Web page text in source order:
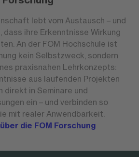
lebt vom Austausch – und
dass ihre Erkenntnisse Wirkung
An der FOM Hochschule ist
kein Selbstzweck, sondern
praxisnahen Lehrkonzepts:
aus laufenden Projekten
direkt in Seminare und
ein – und verbinden so
mit realer Anwendbarkeit.
die FOM Forschung